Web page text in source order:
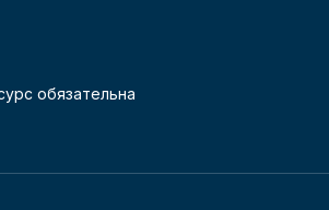
обязательна